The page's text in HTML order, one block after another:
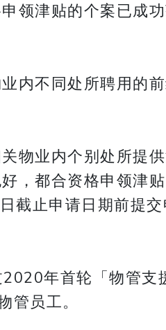
领津贴的个案已成
内不同处所聘用的
物业内个别处所提
，都合资格申领津
截止申请日期前提交
年首轮「物管支
员工。